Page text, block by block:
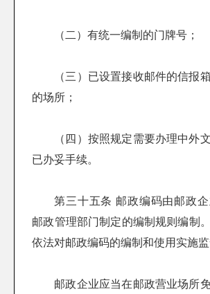
（二）有统一编制的门牌号；
（三）已设置接收邮件的信报
的场所；
（四）按照规定需要办理中外
已办妥手续。
第三十五条 邮政编码由邮政
邮政管理部门制定的编制规则编制
依法对邮政编码的编制和使用实施监
邮政企业应当在邮政营业场所